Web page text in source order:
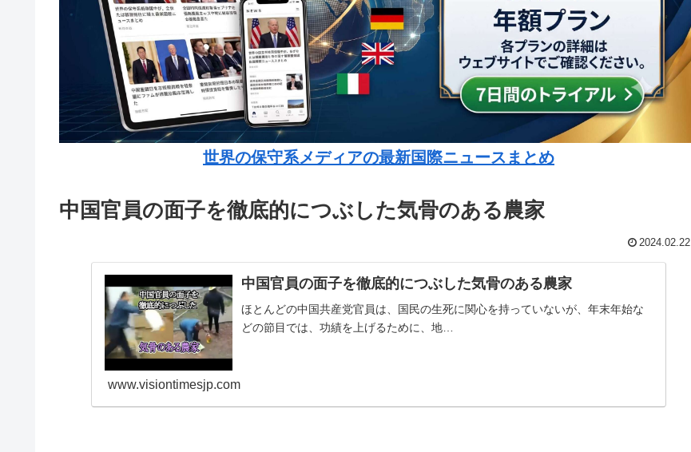
世界の保守系メディアの最新国際ニュースまとめ
中国官員の面子を徹底的につぶした気骨のある農家
2024.02.22
中国官員の面子を徹底的につぶした気骨のある農家
ほとんどの中国共産党官員は、国民の生死に関心を持っていないが、年末年始な
どの節目では、功績を上げるために、地…
www.visiontimesjp.com